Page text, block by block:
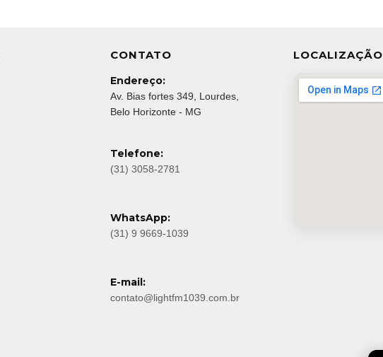
CONTATO
Endereço:
Av. Bias fortes 349, Lourdes,
Belo Horizonte - MG
Telefone:
(31) 3058-2781
WhatsApp:
(31) 9 9669-1039
E-mail:
contato@lightfm1039.com.br
LOCALIZAÇÃO